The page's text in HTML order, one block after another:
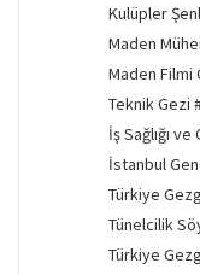
Kulüpler
Maden
Maden Filmi
Teknik Gezi
Tünelcilik